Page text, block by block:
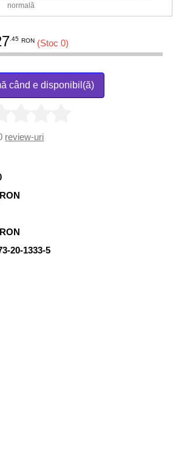
normală
.45 RON (Stoc 0)
când e disponibil(ă)
review-uri
20-1333-5